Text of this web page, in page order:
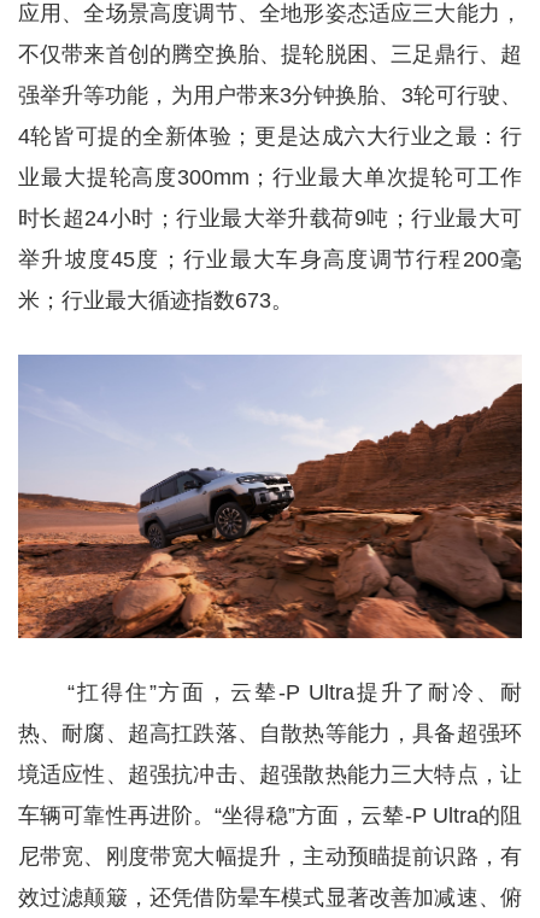
应用、全场景高度调节、全地形姿态适应三大能力，
不仅带来首创的腾空换胎、提轮脱困、三足鼎行、超
强举升等功能，为用户带来3分钟换胎、3轮可行驶、
4轮皆可提的全新体验；更是达成六大行业之最：行
业最大提轮高度300mm；行业最大单次提轮可工作
时长超24小时；行业最大举升载荷9吨；行业最大可
举升坡度45度；行业最大车身高度调节行程200毫
米；行业最大循迹指数673。
“扛得住”方面，云辇-P Ultra提升了耐冷、耐
热、耐腐、超高扛跌落、自散热等能力，具备超强环
境适应性、超强抗冲击、超强散热能力三大特点，让
车辆可靠性再进阶。“坐得稳”方面，云辇-P Ultra的阻
尼带宽、刚度带宽大幅提升，主动预瞄提前识路，有
效过滤颠簸，还凭借防晕车模式显著改善加减速、俯